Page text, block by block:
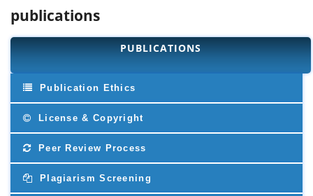
publications
PUBLICATIONS
Publication Ethics
License & Copyright
Peer Review Process
Plagiarism Screening